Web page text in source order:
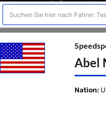
Abel
Nation: